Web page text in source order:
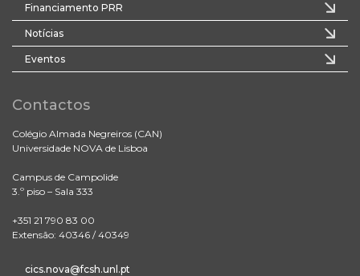
Financiamento PRR
Notícias
Eventos
Contactos
Colégio Almada Negreiros (CAN)
Universidade NOVA de Lisboa
Campus de Campolide
3.º piso – Sala 333
+351 21 790 83 00
Extensão: 40346 / 40349
cics.nova@fcsh.unl.pt